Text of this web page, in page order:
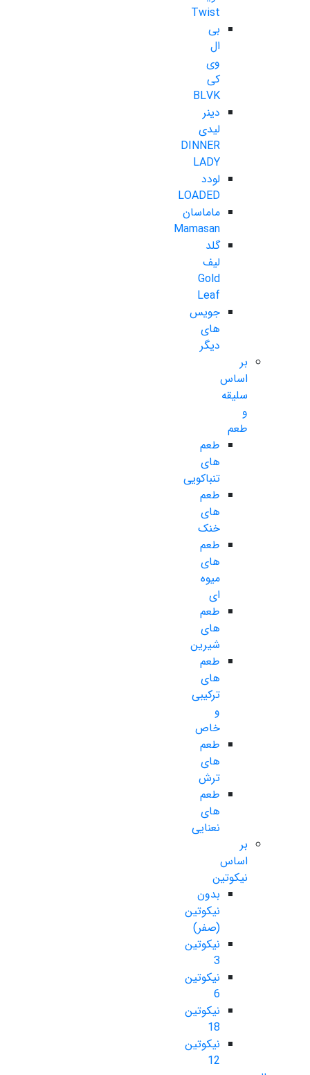
Twist
بی
ال
وی
کی
BLVK
دینر
لیدی
DINNER
LADY
لودد
LOADED
ماماسان
Mamasan
گلد
لیف
Gold
Leaf
جویس
های
دیگر
بر
اساس
سلیقه
و
طعم
طعم
های
تنباکویی
طعم
های
خنک
طعم
های
میوه
ای
طعم
های
شیرین
طعم
های
ترکیبی
و
خاص
طعم
های
ترش
طعم
های
نعنایی
بر
اساس
نیکوتین
بدون
نیکوتین
(صفر)
نیکوتین
3
نیکوتین
6
نیکوتین
18
نیکوتین
12